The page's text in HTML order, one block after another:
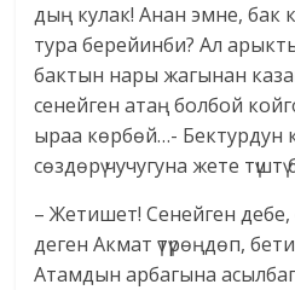
дың кулак! Анан эмне, бак
тура берейинби? Ал
бактын нары жагынан
сенейген атаң болбой
ыраа көрбөй…- Бектурдун
сөздөрү чучугуна жете түштү
– Жетишет! Сенейген
деген Акмат үтүрөңдөп,
Атамдын арбагына